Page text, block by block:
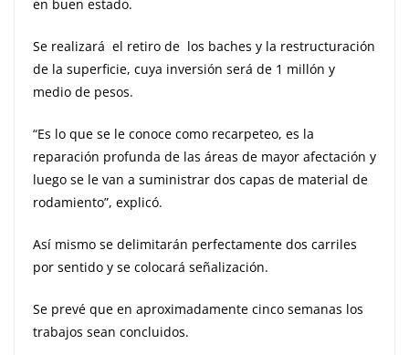
en buen estado.
Se realizará el retiro de los baches y la restructuración
de la superficie, cuya inversión será de 1 millón y
medio de pesos.
“Es lo que se le conoce como recarpeteo, es la
reparación profunda de las áreas de mayor afectación y
luego se le van a suministrar dos capas de material de
rodamiento”, explicó.
Así mismo se delimitarán perfectamente dos carriles
por sentido y se colocará señalización.
Se prevé que en aproximadamente cinco semanas los
trabajos sean concluidos.​​​​